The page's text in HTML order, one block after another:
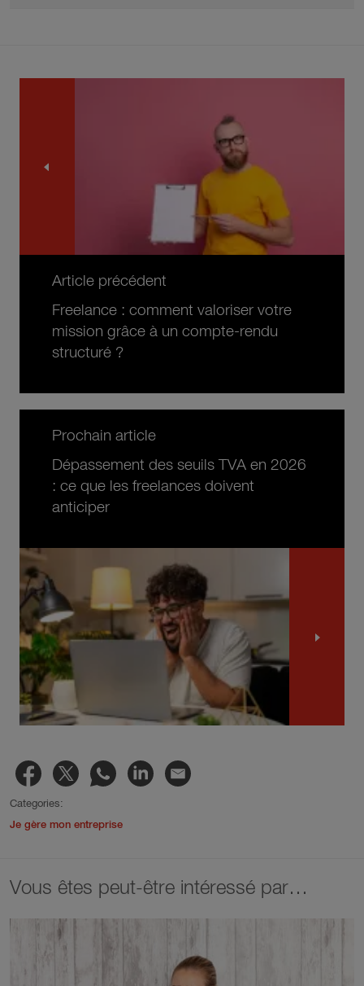
Article précédent
Freelance : comment valoriser votre
mission grâce à un compte-rendu
structuré ?
Prochain article
Dépassement des seuils TVA en 2026
: ce que les freelances doivent
anticiper
Categories:
Je gère mon entreprise
Vous êtes peut-être intéressé par…